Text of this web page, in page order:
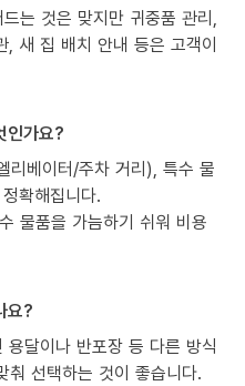
는 것은 맞지만 귀중품 관리,
, 새 집 배치 안내 등은 고객이
인가요?
리베이터/주차 거리), 특수 물
확해집니다.
물품을 가늠하기 쉬워 비용
요?
달이나 반포장 등 다른 방식
춰 선택하는 것이 좋습니다.